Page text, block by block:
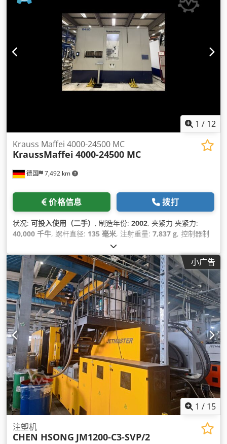
1 / 12
德国 7,492 km
Krauss Maffei 4000-24500 MC
KraussMaffei 4000-24500 MC
价格信息 拨打
状况: 可投入使用（二手） , 制造年份: 2002, 夹紧力 夹紧力:
40,000 千牛, 螺杆直径: 135 毫米, 注射重量: 7,837 g, 控制器制
小广告
1 / 15
注塑机
CHEN HSONG JM1200-C3-SVP/2